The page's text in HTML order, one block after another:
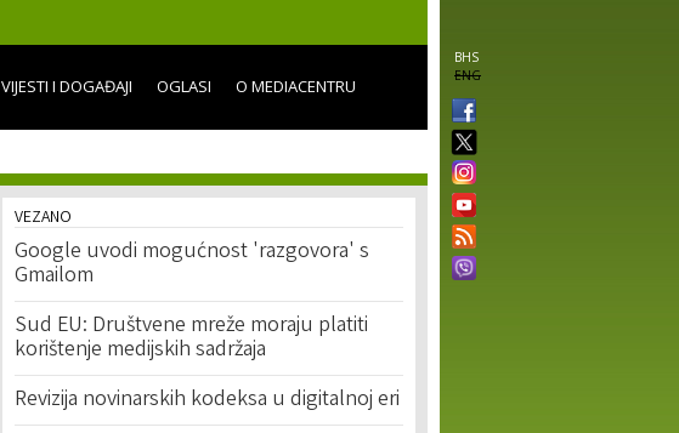
BHS
ENG
VIJESTI I DOGAĐAJI OGLASI O MEDIACENTRU
VEZANO
Google uvodi mogućnost 'razgovora' s
Gmailom
Sud EU: Društvene mreže moraju platiti
korištenje medijskih sadržaja
Revizija novinarskih kodeksa u digitalnoj eri